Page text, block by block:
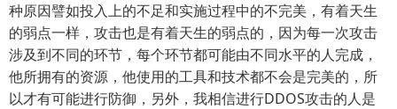
种原因譬如投入上的不足和实施过程中的不完美，有着天生
的弱点一样，攻击也是有着天生的弱点的，因为每一次攻击
涉及到不同的环节，每个环节都可能由不同水平的人完成，
他所拥有的资源，他使用的工具和技术都不会是完美的，所
以才有可能进行防御，另外，我相信进行DDOS攻击的人是